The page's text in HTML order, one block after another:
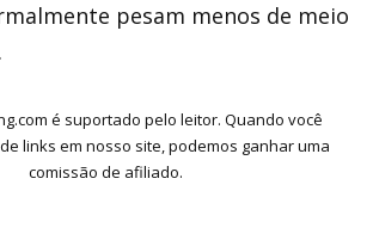
pesam menos de meio
é suportado pelo leitor. Quando você
links em nosso site, podemos ganhar uma
comissão de afiliado.